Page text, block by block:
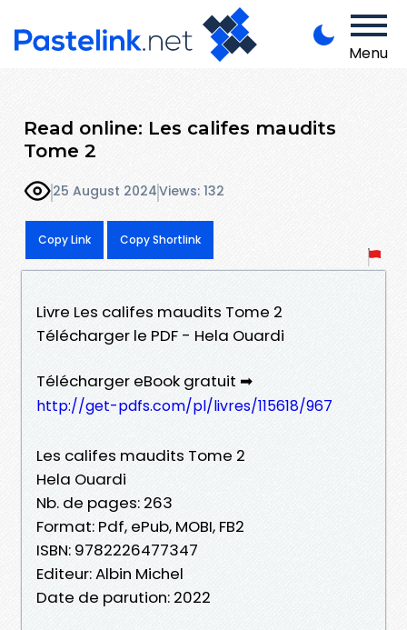
Menu
Read online: Les califes maudits
Tome 2
25 August 2024Views: 132
Copy Link Copy Shortlink
Livre Les califes maudits Tome 2
Télécharger le PDF - Hela Ouardi
Télécharger eBook gratuit ➡
http://get-pdfs.com/pl/livres/115618/967
Les califes maudits Tome 2
Hela Ouardi
Nb. de pages: 263
Format: Pdf, ePub, MOBI, FB2
ISBN: 9782226477347
Editeur: Albin Michel
Date de parution: 2022